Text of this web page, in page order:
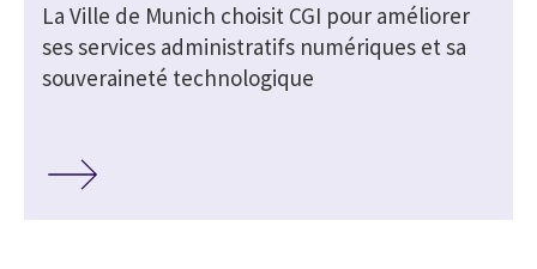
La Ville de Munich choisit CGI pour améliorer
ses services administratifs numériques et sa
souveraineté technologique